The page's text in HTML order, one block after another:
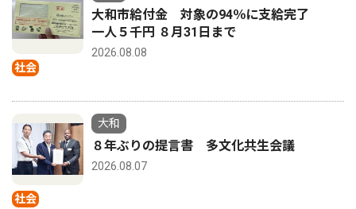
社会
大和市給付金 対象の94％に支給完了
一人５千円 ８月31日まで
2026.08.08
社会
大和
８年ぶりの提言書 多文化共生会議
2026.08.07